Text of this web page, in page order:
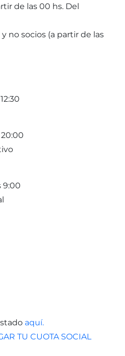
de las 00 hs. Del
no socios (a partir de las
20:00
9:00
aquí.
TU CUOTA SOCIAL